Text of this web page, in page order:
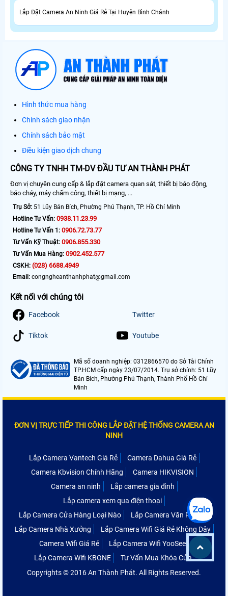
Lắp Đặt Camera An Ninh Giá Rẻ Tại Huyện Bình Chánh
Hình thức mua hàng
Chính sách giao nhận
Chính sách bảo mật
Điều kiện giao dịch chung
CÔNG TY TNHH TM-DV ĐẦU TƯ AN THÀNH PHÁT
Đơn vị chuyên cung cấp & lắp đặt camera quan sát, thiết bị báo động,
báo cháy, máy chấm công, thiết bị mạng, ...
Trụ Sở: 51 Lũy Bán Bích, Phường Phú Thạnh, TP. Hồ Chí Minh
Hotline Tư Vấn: 0938.11.23.99
Hotline Tư Vấn 1: 0906.72.73.77
Tư Vấn Kỹ Thuật: 0906.855.330
Tư Vấn Mua Hàng: 0902.452.577
CSKH: (028) 6688.4949
Email: congngheanthanhphat@gmail.com
Kết nối với chúng tôi
Facebook Twitter
Tiktok Youtube
Mã số doanh nghiệp: 0312866570 do Sở Tài Chính
TP.HCM cấp ngày 23/07/2014. Trụ sở chính: 51 Lũy
Bán Bích, Phường Phú Thạnh, Thành Phố Hồ Chí
Minh
ĐƠN VỊ TRỰC TIẾP THI CÔNG LẮP ĐẶT HỆ THỐNG CAMERA AN
NINH
Lắp Camera Vantech Giá Rẻ
Camera Dahua Giá Rẻ
Camera Kbvision Chính Hãng
Camera HIKVISION
Camera an ninh
Lắp camera gia đình
Lắp camera xem qua điện thoại
Lắp Camera Cửa Hàng Loại Nào
Lắp Camera Văn Phòng
Lắp Camera Nhà Xưởng
Lắp Camera Wifi Giá Rẻ Không Dây
Camera Wifi Giá Rẻ
Lắp Camera Wifi YooSee
Lắp Camera Wifi KBONE
Tư Vấn Mua Khóa Cửa
Copyrights © 2016 An Thành Phát. All Rights Reserved.